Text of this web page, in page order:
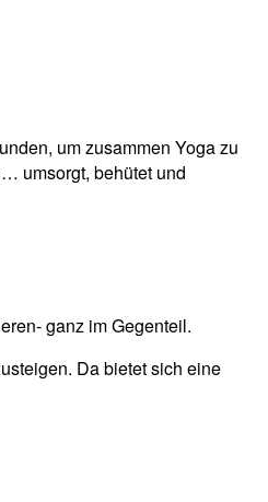
um zusammen Yoga zu
umsorgt, behütet und
ganz im Gegenteil.
Da bietet sich eine